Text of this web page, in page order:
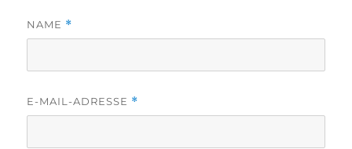
NAME *
E-MAIL-ADRESSE *